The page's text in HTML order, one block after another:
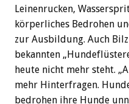
Leinenrucken,
körperliches Bedrohen
zur Ausbildung. Auch
bekannten
heute nicht mehr steht.
mehr Hinterfragen.
bedrohen ihre Hunde